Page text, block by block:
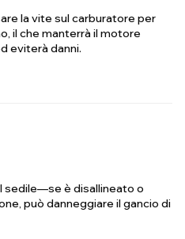
la vite sul carburatore per
il che manterrà il motore
eviterà danni.
sedile—se è disallineato o
può danneggiare il gancio di